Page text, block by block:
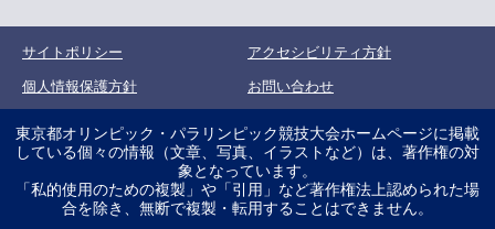
サイトポリシー アクセシビリティ方針
個人情報保護方針 お問い合わせ
東京都オリンピック・パラリンピック競技大会ホームページに掲載
している個々の情報（文章、写真、イラストなど）は、著作権の対
象となっています。
「私的使用のための複製」や「引用」など著作権法上認められた場
合を除き、無断で複製・転用することはできません。